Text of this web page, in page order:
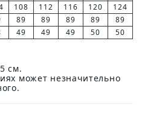
108 112 116 120
124
89 89 89 89
89
49 49 49 50 50
см.
может незначительно